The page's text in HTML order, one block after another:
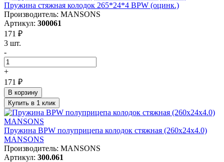
Пружина стяжная колодок 265*24*4 BPW (оцинк.)
Производитель: MANSONS
Артикул: 300061
171 ₽
3 шт.
-
+
171 ₽
В корзину
Купить в 1 клик
Пружина BPW полуприцепа колодок стяжная (260х24х4.0)
MANSONS
Производитель: MANSONS
Артикул: 300.061